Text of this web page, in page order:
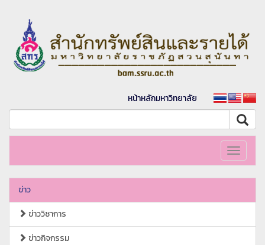
หน้าหลักมหาวิทยาลัย
Toggle
ข่าว
ข่าววิชาการ
ข่าวกิจกรรม